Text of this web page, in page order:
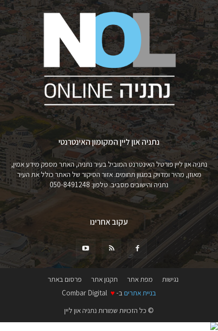
נתניה און ליין המקומון האינטרנטי
נתניה און ליין פורטל האינטרנט המוביל בעיר נתניה, האתר מספק מידע אמין,
מאוזן, מהיר ומדויק במגוון תחומים. אזור הסיקור של האתר כולל את העיר
נתניה והישובים מסביב. טלפון: 050-8491248
עקוב אחרינו
נגישות מפת אתר תקנון אתר
פרסום באתר
בניית אתרים ב- ♥
© כל הזכויות שמורות נתניה און ליין